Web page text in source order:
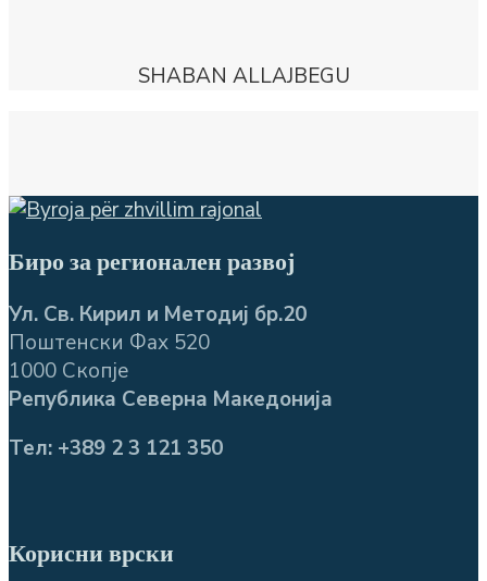
SHABAN ALLAJBEGU
Биро за регионален развој
Ул. Св. Кирил и Методиј бр.20
Поштенски Фах 520
1000 Скопје
Република Северна Македонија
Тел: +389 2 3 121 350
Корисни врски